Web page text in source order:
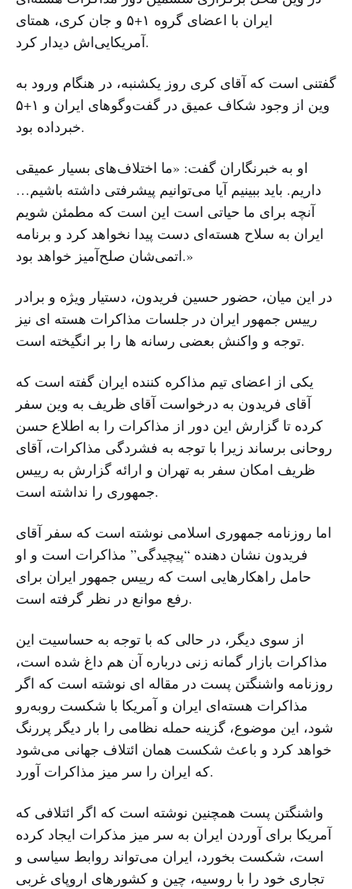
ایران با اعضای گروه ۱+۵ و جان کری، همتای
آمریکایی‌اش دیدار کرد.
گفتنی است که آقای کری روز یکشنبه، در هنگام ورود به
وین از وجود شکاف عمیق در گفت‌وگوهای ایران و ۱+۵
خبرداده بود.
او به خبرنگاران گفت: «ما اختلاف‌های بسیار عمیقی
داریم. باید ببینیم آیا می‌توانیم پیشرفتی داشته باشیم…
آنچه برای ما حیاتی است این است که مطمئن شویم
ایران به سلاح هسته‌ای دست پیدا نخواهد کرد و برنامه
اتمی‌شان صلح‌آمیز خواهد بود.»
در این میان، حضور حسین فریدون، دستیار ویژه و برادر
رییس جمهور ایران در جلسات مذاکرات هسته ای نیز
توجه و واکنش بعضی رسانه ها را بر انگیخته است.
یکی از اعضای تیم مذاکره کننده ایران گفته است که
آقای فریدون به درخواست آقای ظریف به وین سفر
کرده تا گزارش این دور از مذاکرات را به اطلاع حسن
روحانی برساند زیرا با توجه به فشردگی مذاکرات، آقای
ظریف امکان سفر به تهران و ارائه گزارش به رییس
جمهوری را نداشته است.
اما روزنامه جمهوری اسلامی نوشته است که سفر آقای
فریدون نشان دهنده “پیچیدگی” مذاکرات است و او
حامل راهکارهایی است که رییس جمهور ایران برای
رفع موانع در نظر گرفته است.
از سوی دیگر، در حالی که با توجه به حساسیت این
مذاکرات بازار گمانه زنی درباره آن هم داغ شده است،
روزنامه واشنگتن پست در مقاله ای نوشته است که اگر
مذاکرات هسته‌ای ایران و آمریکا با شکست رو‌به‌رو
شود، این موضوع، گزینه حمله نظامی را بار دیگر پررنگ
خواهد کرد و باعث شکست همان ائتلاف جهانی می‌شود
که ایران را سر میز مذاکرات آورد.
واشنگتن پست همچنین نوشته است که اگر ائتلافی که
آمریکا برای آوردن ایران به سر میز مذکرات ایجاد کرده
است، شکست بخورد، ایران می‌تواند روابط سیاسی و
تجاری خود را با روسیه، چین و کشورهای اروپای غربی